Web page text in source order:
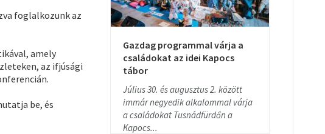
foglalkozunk az
amely
az ifjúsági
be, és
Gazdag programmal várja a
családokat az idei Kapocs
tábor
Július 30. és augusztus 2. között
immár negyedik alkalommal várja
a családokat Tusnádfürdőn a
Kapocs...